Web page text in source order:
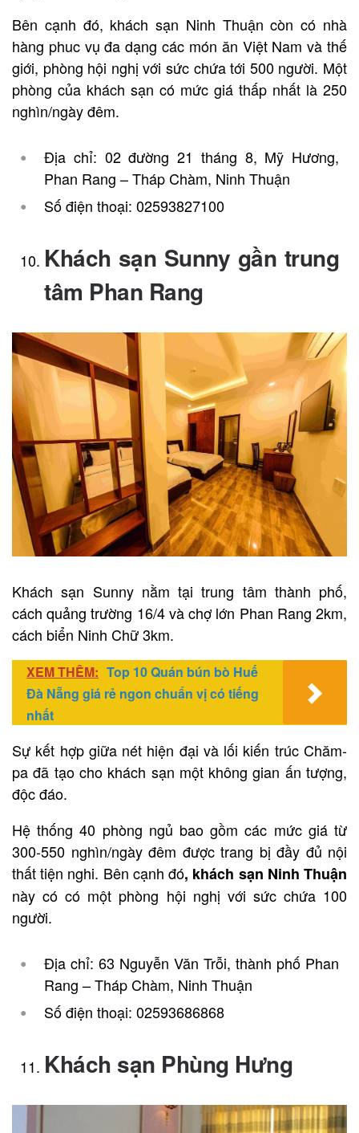
Bên cạnh đó, khách sạn Ninh Thuận còn có nhà
hàng phuc vụ đa dạng các món ăn Việt Nam và thế
giới, phòng hội nghị với sức chứa tới 500 người. Một
phòng của khách sạn có mức giá thấp nhất là 250
nghìn/ngày đêm.
Địa chỉ: 02 đường 21 tháng 8, Mỹ Hương,
Phan Rang – Tháp Chàm, Ninh Thuận
Số điện thoại: 02593827100
Khách sạn Sunny gần trung
tâm Phan Rang
Khách sạn Sunny nằm tại trung tâm thành phố,
cách quảng trường 16/4 và chợ lớn Phan Rang 2km,
cách biển Ninh Chữ 3km.
XEM THÊM: Top 10 Quán bún bò Huế
Đà Nẵng giá rẻ ngon chuẩn vị có tiếng
nhất
Sự kết hợp giữa nét hiện đại và lối kiến trúc Chăm-
pa đã tạo cho khách sạn một không gian ấn tượng,
độc đáo.
Hệ thống 40 phòng ngủ bao gồm các mức giá từ
300-550 nghìn/ngày đêm được trang bị đầy đủ nội
thất tiện nghi. Bên cạnh đó, khách sạn Ninh Thuận
này có có một phòng hội nghị với sức chứa 100
người.
Địa chỉ: 63 Nguyễn Văn Trỗi, thành phố Phan
Rang – Tháp Chàm, Ninh Thuận
Số điện thoại: 02593686868
Khách sạn Phùng Hưng